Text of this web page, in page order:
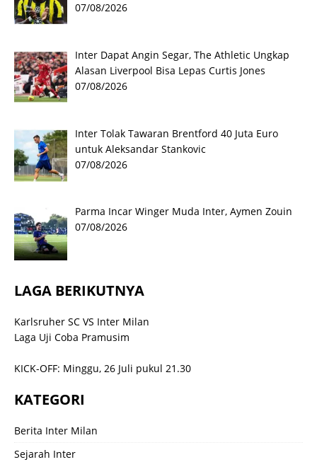
07/08/2026
Inter Dapat Angin Segar, The Athletic Ungkap
Alasan Liverpool Bisa Lepas Curtis Jones
07/08/2026
Inter Tolak Tawaran Brentford 40 Juta Euro
untuk Aleksandar Stankovic
07/08/2026
Parma Incar Winger Muda Inter, Aymen Zouin
07/08/2026
LAGA BERIKUTNYA
Karlsruher SC VS Inter Milan
Laga Uji Coba Pramusim
KICK-OFF: Minggu, 26 Juli pukul 21.30
KATEGORI
Berita Inter Milan
Sejarah Inter